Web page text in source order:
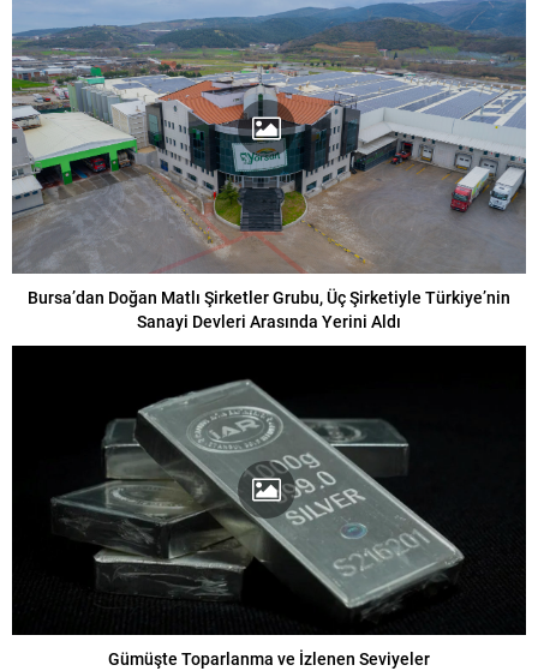
Bursa’dan Doğan Matlı Şirketler Grubu, Üç Şirketiyle Türkiye’nin
Sanayi Devleri Arasında Yerini Aldı
Gümüşte Toparlanma ve İzlenen Seviyeler